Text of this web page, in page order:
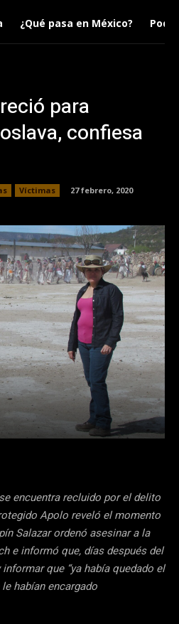
¿Qué pasa en México?
para
confiesa
Víctimas 27 febrero, 2020
encuentra recluido por el delito
Apolo reveló el momento
Salazar ordenó asesinar a la
e informó que, días después del
que “ya había quedado el
habían encargado